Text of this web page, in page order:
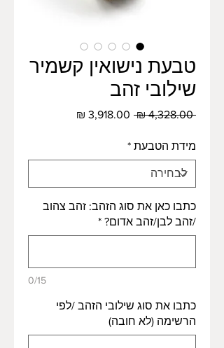
טבעת נישואין קשמיר
שילובי זהב
‏4,328.00 ‏₪
מחיר
מידת הטבעת *
כתבו כאן את סוג הזהב: זהב צהוב
/זהב לבן/זהב אדום? *
0/15
כתבו את סוג שילובי הזהב /לפי
הרשימה (לא חובה)